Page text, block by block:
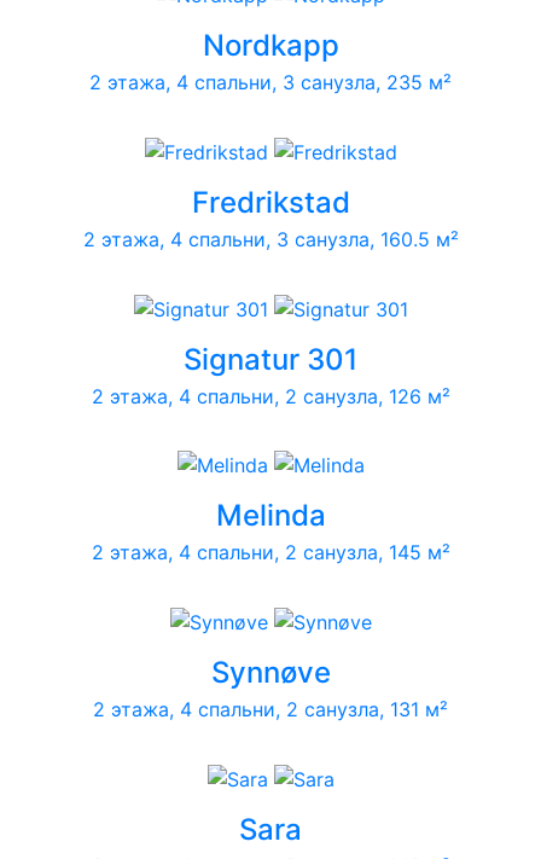
Nordkapp
2 этажа, 4 спальни, 3 санузла, 235 м²
Fredrikstad
2 этажа, 4 спальни, 3 санузла, 160.5 м²
Signatur 301
2 этажа, 4 спальни, 2 санузла, 126 м²
Melinda
2 этажа, 4 спальни, 2 санузла, 145 м²
Synnøve
2 этажа, 4 спальни, 2 санузла, 131 м²
Sara